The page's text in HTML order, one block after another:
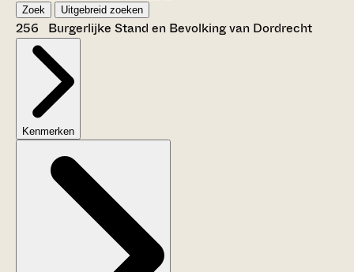
Zoek Uitgebreid zoeken
256 Burgerlijke Stand en Bevolking van Dordrecht
Kenmerken